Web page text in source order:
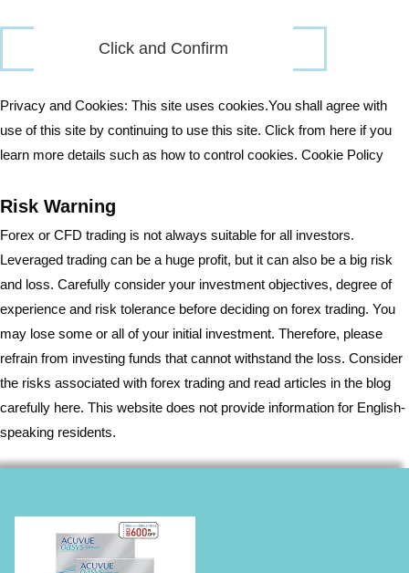
Privacy and Cookies: This site uses cookies.You shall agree with
use of this site by continuing to use this site. Click from here if you
learn more details such as how to control cookies. Cookie Policy
Risk Warning
Forex or CFD trading is not always suitable for all investors.
Leveraged trading can be a huge profit, but it can also be a big risk
and loss. Carefully consider your investment objectives, degree of
experience and risk tolerance before deciding on forex trading. You
may lose some or all of your initial investment. Therefore, please
refrain from investing funds that cannot withstand the loss. Consider
the risks associated with forex trading and read articles in the blog
carefully here. This website does not provide information for English-
speaking residents.